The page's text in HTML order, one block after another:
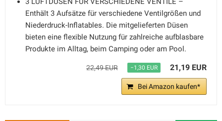
Enthält 3 Aufsätze für verschiedene Ventilgrößen und
Niederdruck-Inflatables. Die mitgelieferten Düsen
bieten eine flexible Nutzung für zahlreiche aufblasbare
Produkte im Alltag, beim Camping oder am Pool.
22,49 EUR −1,30 EUR 21,19 EUR
Bei Amazon kaufen*